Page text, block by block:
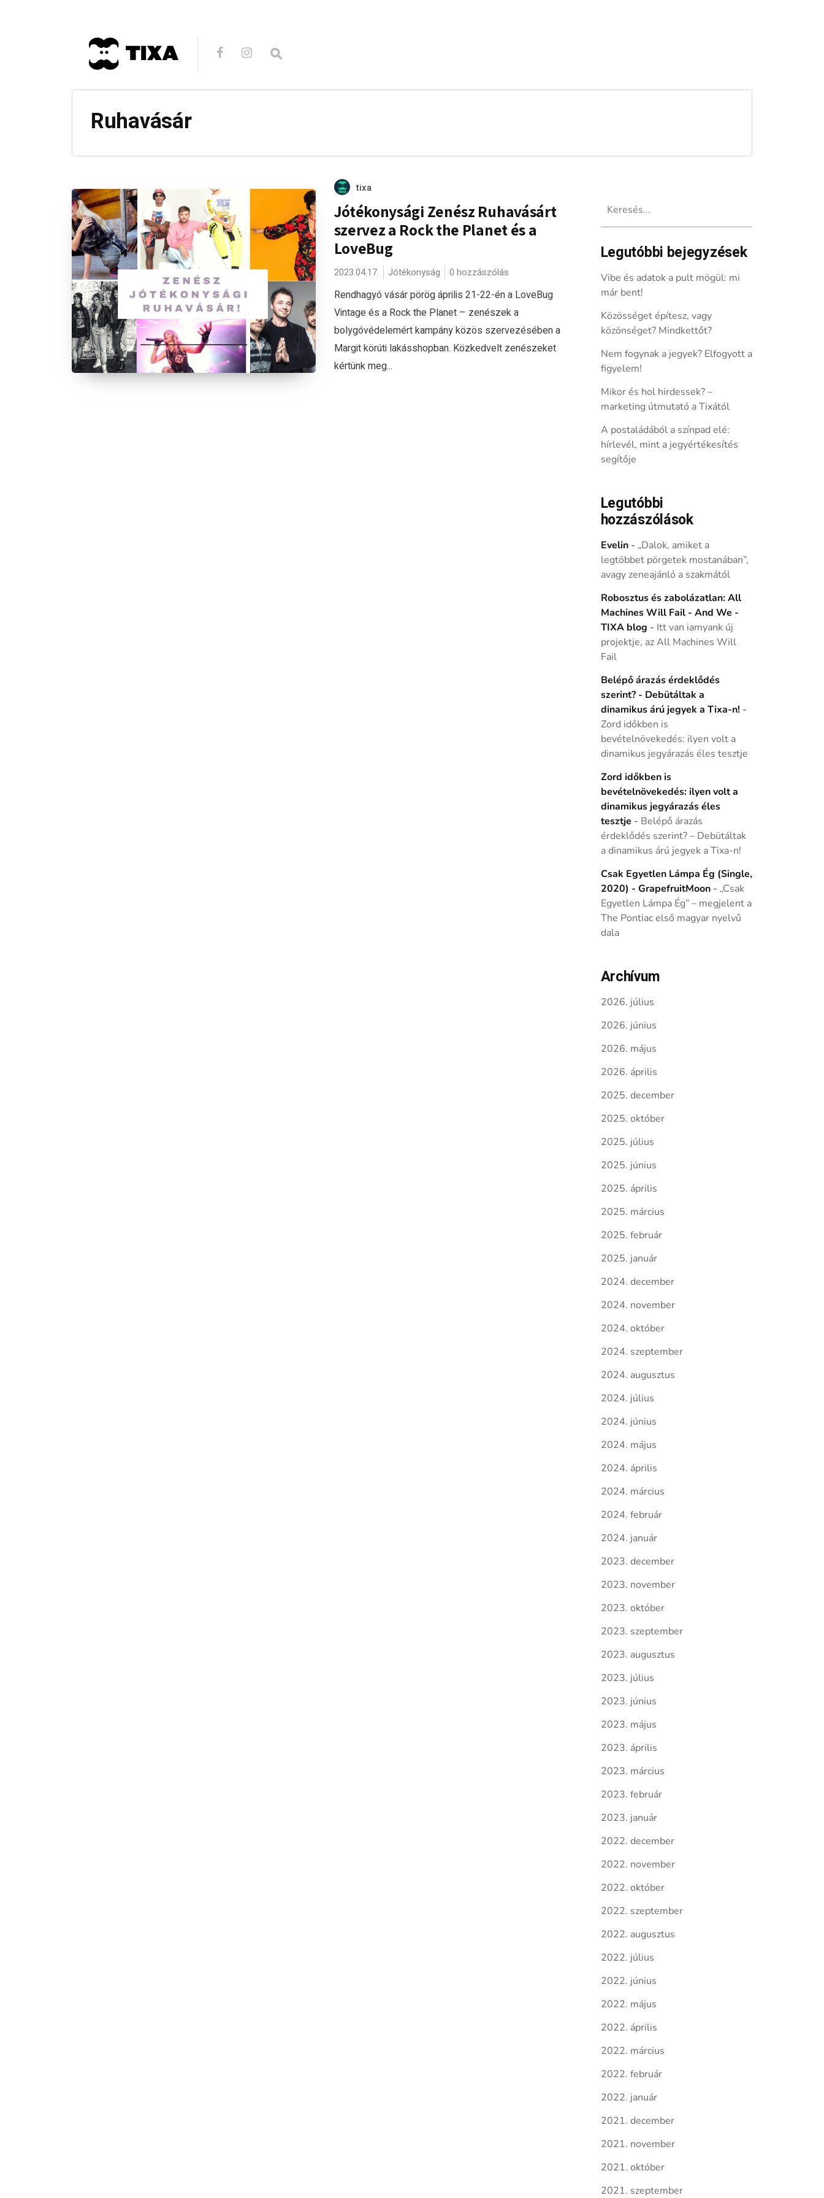
Ruhavásár
tixa
Jótékonysági Zenész Ruhavásárt
szervez a Rock the Planet és a
LoveBug
2023.04.17. Jótékonyság 0 hozzászólás
Rendhagyó vásár pörög április 21-22-én a LoveBug
Vintage és a Rock the Planet – zenészek a
bolygóvédelemért kampány közös szervezésében a
Margit körúti lakásshopban. Közkedvelt zenészeket
kértünk meg...
Legutóbbi bejegyzések
Vibe és adatok a pult mögül: mi
már bent!
Közösséget építesz, vagy
közönséget? Mindkettőt?
Nem fogynak a jegyek? Elfogyott a
figyelem!
Mikor és hol hirdessek? –
marketing útmutató a Tixától
A postaládából a színpad elé:
hírlevél, mint a jegyértékesítés
segítője
Legutóbbi
hozzászólások
Evelin- „Dalok, amiket a
legtöbbet pörgetek mostanában”,
avagy zeneajánló a szakmától
Robosztus és zabolázatlan: All
Machines Will Fail - And We -
TIXA blog - Itt van iamyank új
projektje, az All Machines Will
Fail
Belépő árazás érdeklődés
szerint? - Debütáltak a
dinamikus árú jegyek a Tixa-n! -
Zord időkben is
bevételnövekedés: ilyen volt a
dinamikus jegyárazás éles tesztje
Zord időkben is
bevételnövekedés: ilyen volt a
dinamikus jegyárazás éles
tesztje - Belépő árazás
érdeklődés szerint? – Debütáltak
a dinamikus árú jegyek a Tixa-n!
Csak Egyetlen Lámpa Ég (Single,
2020) - GrapefruitMoon- „Csak
Egyetlen Lámpa Ég” – megjelent a
The Pontiac első magyar nyelvű
dala
Archívum
2026. július
2026. június
2026. május
2026. április
2025. december
2025. október
2025. július
2025. június
2025. április
2025. március
2025. február
2025. január
2024. december
2024. november
2024. október
2024. szeptember
2024. augusztus
2024. július
2024. június
2024. május
2024. április
2024. március
2024. február
2024. január
2023. december
2023. november
2023. október
2023. szeptember
2023. augusztus
2023. július
2023. június
2023. május
2023. április
2023. március
2023. február
2023. január
2022. december
2022. november
2022. október
2022. szeptember
2022. augusztus
2022. július
2022. június
2022. május
2022. április
2022. március
2022. február
2022. január
2021. december
2021. november
2021. október
2021. szeptember